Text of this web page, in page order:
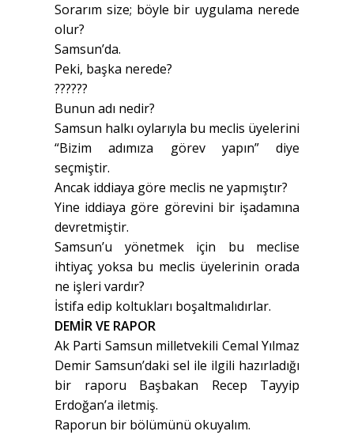
Sorarım size; böyle bir uygulama nerede
olur?
Samsun’da.
Peki, başka nerede?
??????
Bunun adı nedir?
Samsun halkı oylarıyla bu meclis üyelerini
“Bizim adımıza görev yapın” diye
seçmiştir.
Ancak iddiaya göre meclis ne yapmıştır?
Yine iddiaya göre görevini bir işadamına
devretmiştir.
Samsun’u yönetmek için bu meclise
ihtiyaç yoksa bu meclis üyelerinin orada
ne işleri vardır?
İstifa edip koltukları boşaltmalıdırlar.
DEMİR VE RAPOR
Ak Parti Samsun milletvekili Cemal Yılmaz
Demir Samsun’daki sel ile ilgili hazırladığı
bir raporu Başbakan Recep Tayyip
Erdoğan’a iletmiş.
Raporun bir bölümünü okuyalım.